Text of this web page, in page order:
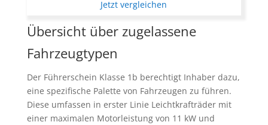
Jetzt vergleichen
Übersicht über zugelassene
Fahrzeugtypen
Der Führerschein Klasse 1b berechtigt Inhaber dazu,
eine spezifische Palette von Fahrzeugen zu führen.
Diese umfassen in erster Linie Leichtkrafträder mit
einer maximalen Motorleistung von 11 kW und